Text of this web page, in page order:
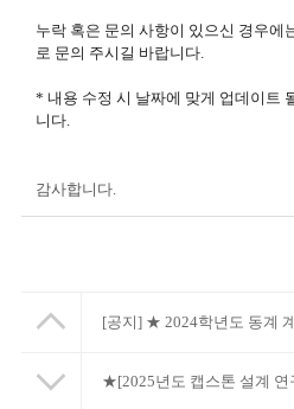
누락 혹은 문의 사항이 있으신 경우에
로 문의 주시길 바랍니다.
* 내용 수정 시 날짜에 맞게 업데이트
니다.
감사합니다.
[공지] ★ 2024학년도 동계
★[2025년도 캡스톤 설계